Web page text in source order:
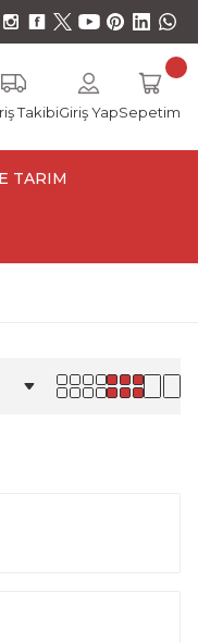
TakibiGiriş YapSepetim
TARIM